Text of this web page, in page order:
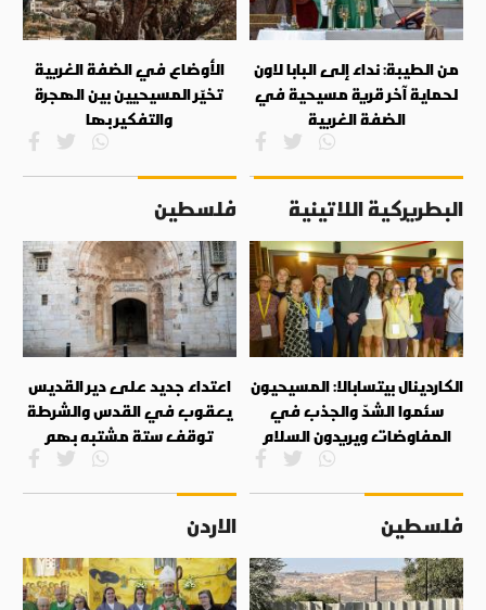
من الطيبة: نداء إلى البابا لاون
لحماية آخر قرية مسيحية في
الضفة الغربية
الأوضاع في الضفة الغربية
تخيّر المسيحيين بين الهجرة
والتفكير بها
البطريركية اللاتينية
الكاردينال بيتسابالا: المسيحيون
سئموا الشدّ والجذب في
المفاوضات ويريدون السلام
فلسطين
اعتداء جديد على دير القديس
يعقوب في القدس والشرطة
توقف ستة مشتبه بهم
فلسطين الاردن